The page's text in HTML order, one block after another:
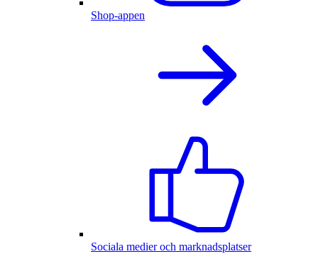
Shop-appen
Sociala medier och marknadsplatser